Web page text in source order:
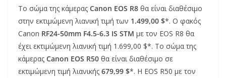
Το σώμα της κάμερας Canon EOS R8 θα είναι διαθέσιμο
στην εκτιμώμενη λιανική τιμή των 1.499,00 $*. Ο φακός
Canon RF24-50mm F4.5-6.3 IS STM με τον EOS R8 θα
έχει εκτιμώμενη λιανική τιμή 1.699,00 $*. Το σώμα της
κάμερας Canon EOS R50 θα είναι διαθέσιμο σε
εκτιμώμενη τιμή λιανικής 679,99 $*. Η EOS R50 με τον